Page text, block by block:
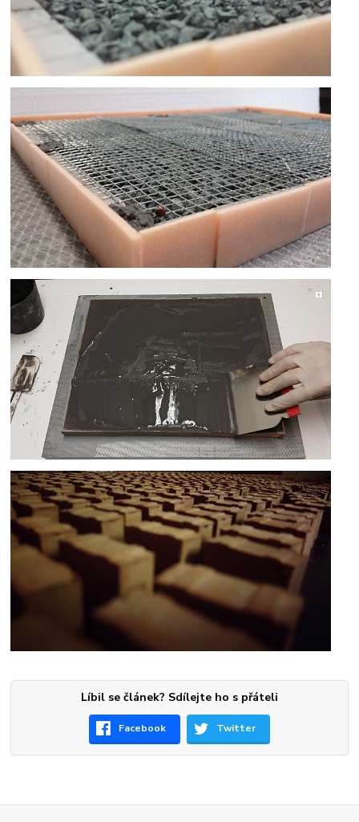
Líbil se článek? Sdílejte ho s přáteli
Facebook Twitter